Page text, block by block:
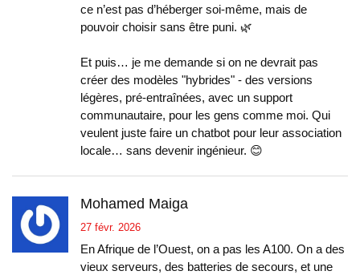
ce n’est pas d’héberger soi-même, mais de
pouvoir choisir sans être puni. 🌿
Et puis… je me demande si on ne devrait pas
créer des modèles "hybrides" - des versions
légères, pré-entraînées, avec un support
communautaire, pour les gens comme moi. Qui
veulent juste faire un chatbot pour leur association
locale… sans devenir ingénieur. 😊
Mohamed Maiga
27 févr. 2026
En Afrique de l’Ouest, on a pas les A100. On a des
vieux serveurs, des batteries de secours, et une